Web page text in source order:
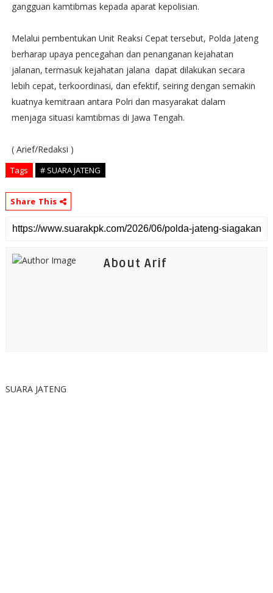
gangguan kamtibmas kepada aparat kepolisian.
Melalui pembentukan Unit Reaksi Cepat tersebut, Polda Jateng
berharap upaya pencegahan dan penanganan kejahatan
jalanan, termasuk kejahatan jalana dapat dilakukan secara
lebih cepat, terkoordinasi, dan efektif, seiring dengan semakin
kuatnya kemitraan antara Polri dan masyarakat dalam
menjaga situasi kamtibmas di Jawa Tengah.
( Arief/Redaksi )
Tags # SUARA JATENG
Share This
About Arif
SUARA JATENG